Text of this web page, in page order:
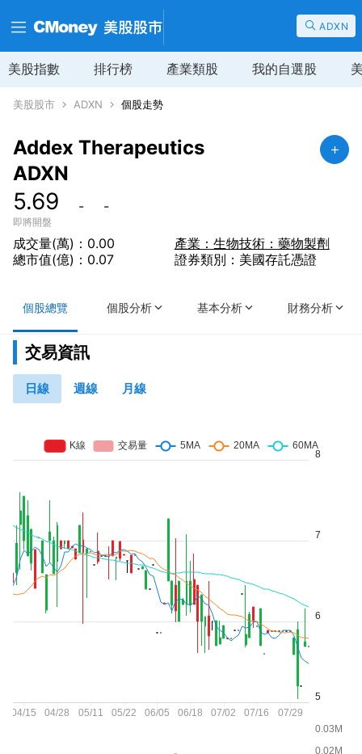
ADXN
美股指數 排行榜 產業類股 我的自選股
美股股市 ADXN 個股走勢
Addex Therapeutics
ADXN
5.69 - -
即將開盤
成交量(萬)：0.00
總市值(億)：0.07
產業：生物技術：藥物製劑
證券類別：美國存託憑證
個股總覽 個股分析 基本分析 財務分析
交易資訊
日線 週線 月線